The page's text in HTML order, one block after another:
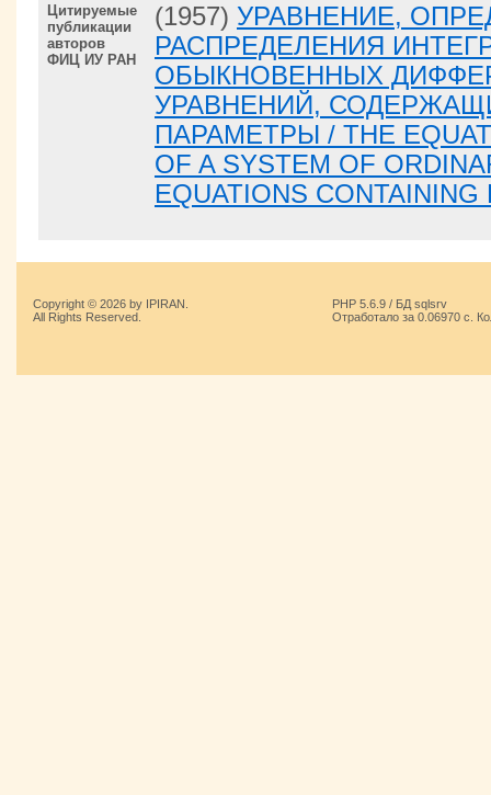
Цитируемые
публикации
авторов
ФИЦ ИУ РАН
(1957) УРАВНЕНИЕ,
РАСПРЕДЕЛЕНИЯ
ОБЫКНОВЕННЫХ
УРАВНЕНИЙ,
ПАРАМЕТРЫ / THE
OF A SYSTEM OF
EQUATIONS
Copyright © 2026 by IPIRAN.
All Rights Reserved.
PHP 5.6.9 / БД sqlsrv
Отработало за 0.06970 с.